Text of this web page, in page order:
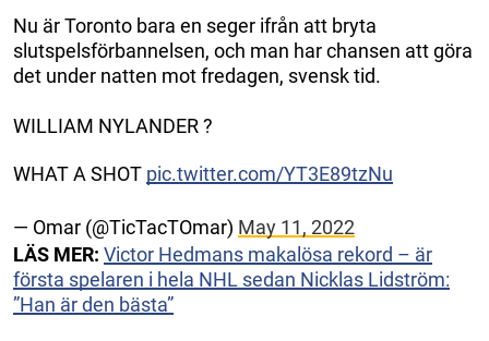
Nu är Toronto bara en seger ifrån att bryta
slutspelsförbannelsen, och man har chansen att göra
det under natten mot fredagen, svensk tid.
WILLIAM NYLANDER ?
WHAT A SHOT pic.twitter.com/YT3E89tzNu
— Omar (@TicTacTOmar) May 11, 2022
LÄS MER: Victor Hedmans makalösa rekord – är
första spelaren i hela NHL sedan Nicklas Lidström:
”Han är den bästa”